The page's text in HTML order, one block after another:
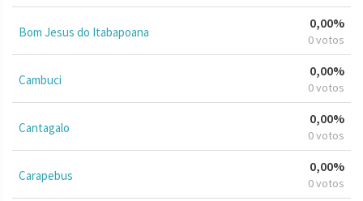
Bom Jesus do Itabapoana
0,00%
0 votos
Cambuci
0,00%
0 votos
Cantagalo
0,00%
0 votos
Carapebus
0,00%
0 votos